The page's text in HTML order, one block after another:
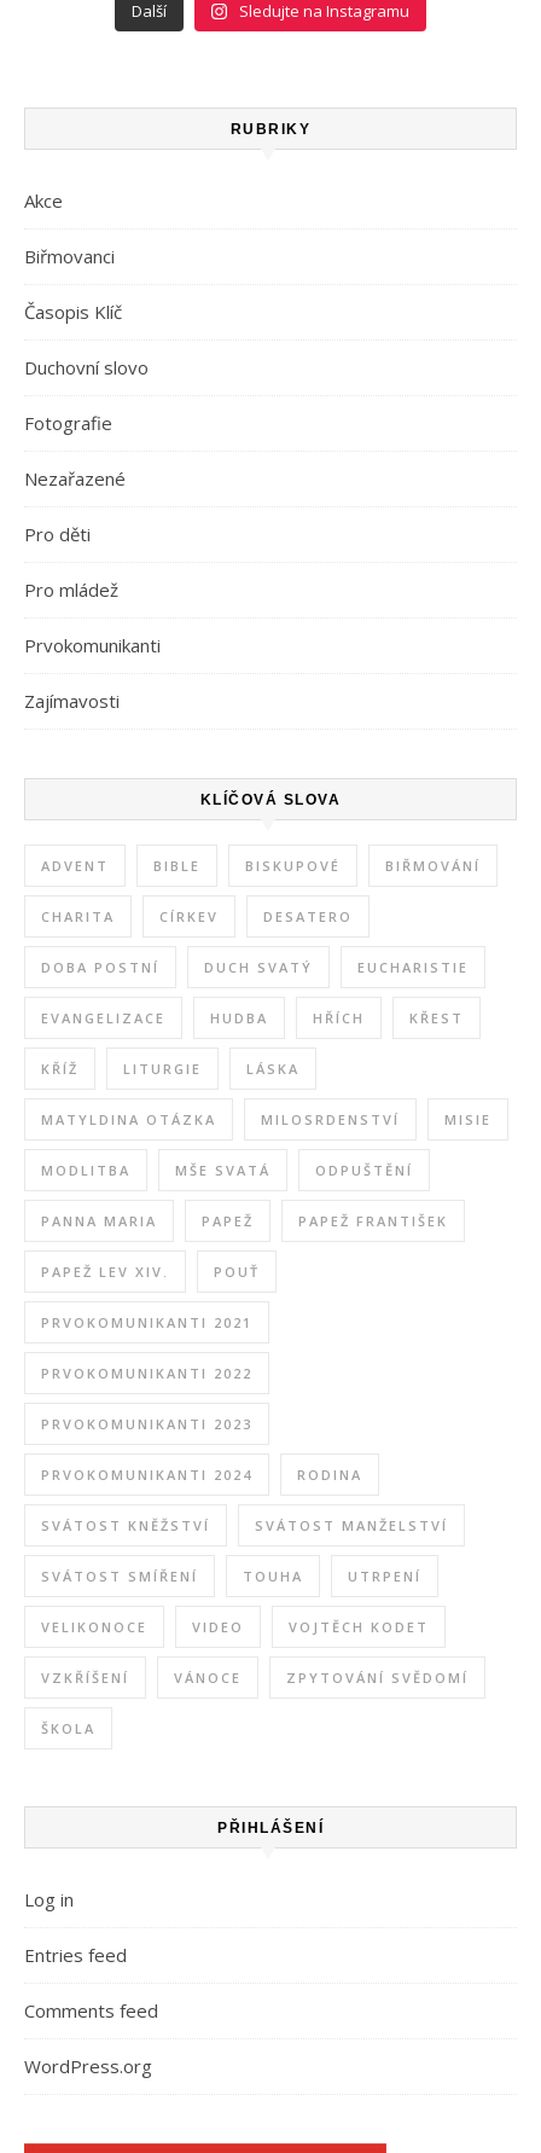
Další Sledujte na Instagramu
RUBRIKY
Akce
Biřmovanci
Časopis Klíč
Duchovní slovo
Fotografie
Nezařazené
Pro děti
Pro mládež
Prvokomunikanti
Zajímavosti
KLÍČOVÁ SLOVA
ADVENT BIBLE BISKUPOVÉ BIŘMOVÁNÍ
CHARITA CÍRKEV DESATERO
DOBA POSTNÍ DUCH SVATÝ EUCHARISTIE
EVANGELIZACE HUDBA HŘÍCH KŘEST
KŘÍŽ LITURGIE LÁSKA
MATYLDINA OTÁZKA MILOSRDENSTVÍ MISIE
MODLITBA MŠE SVATÁ ODPUŠTĚNÍ
PANNA MARIA PAPEŽ PAPEŽ FRANTIŠEK
PAPEŽ LEV XIV. POUŤ
PRVOKOMUNIKANTI 2021
PRVOKOMUNIKANTI 2022
PRVOKOMUNIKANTI 2023
PRVOKOMUNIKANTI 2024 RODINA
SVÁTOST KNĚŽSTVÍ SVÁTOST MANŽELSTVÍ
SVÁTOST SMÍŘENÍ TOUHA UTRPENÍ
VELIKONOCE VIDEO VOJTĚCH KODET
VZKŘÍŠENÍ VÁNOCE ZPYTOVÁNÍ SVĚDOMÍ
ŠKOLA
PŘIHLÁŠENÍ
Log in
Entries feed
Comments feed
WordPress.org